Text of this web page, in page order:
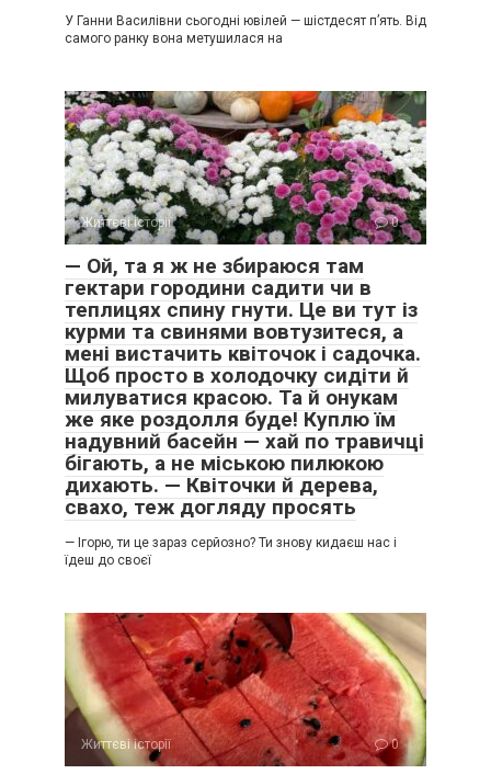
У Ганни Василівни сьогодні ювілей — шістдесят п’ять. Від
самого ранку вона метушилася на
Життєві історії 0
— Ой, та я ж не збираюся там
гектари городини садити чи в
теплицях спину гнути. Це ви тут із
курми та свинями вовтузитеся, а
мені вистачить квіточок і садочка.
Щоб просто в холодочку сидіти й
милуватися красою. Та й онукам
же яке роздолля буде! Куплю їм
надувний басейн — хай по травичці
бігають, а не міською пилюкою
дихають. — Квіточки й дерева,
свахо, теж догляду просять
— Ігорю, ти це зараз серйозно? Ти знову кидаєш нас і
їдеш до своєї
Життєві історії 0